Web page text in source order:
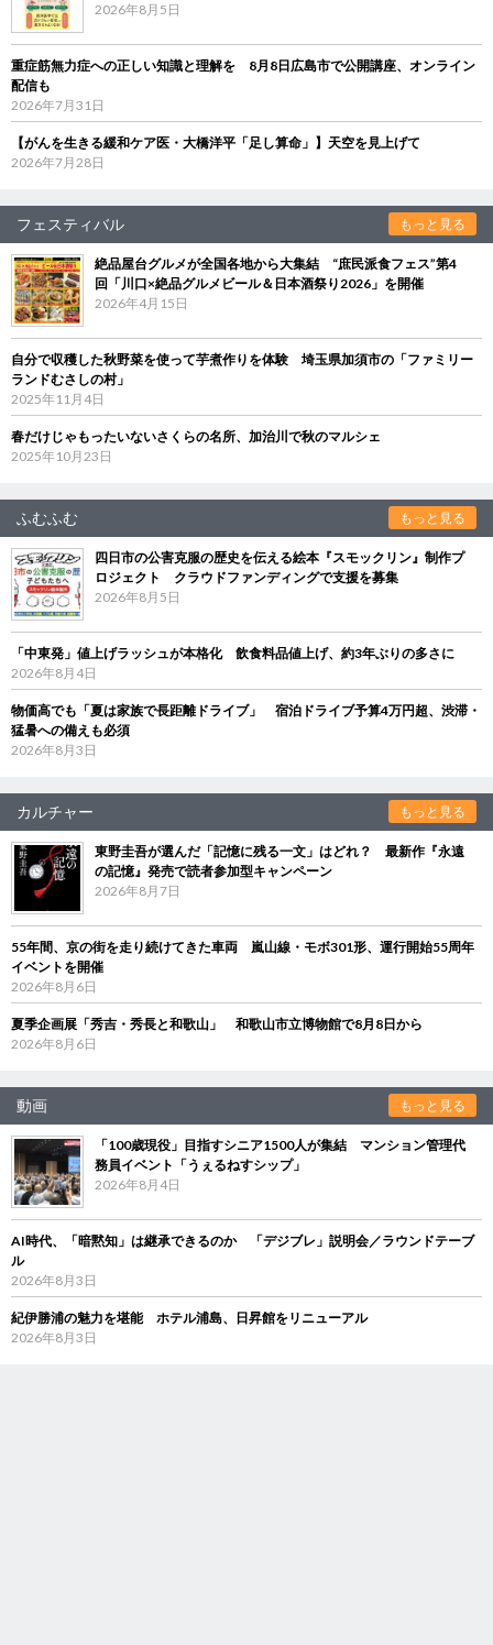
2026年8月5日
重症筋無力症への正しい知識と理解を 8月8日広島市で公開講座、オンライン
配信も
2026年7月31日
【がんを生きる緩和ケア医・大橋洋平「足し算命」】天空を見上げて
2026年7月28日
フェスティバル もっと見る
絶品屋台グルメが全国各地から大集結 “庶民派食フェス”第4
回「川口×絶品グルメビール＆日本酒祭り2026」を開催
2026年4月15日
自分で収穫した秋野菜を使って芋煮作りを体験 埼玉県加須市の「ファミリー
ランドむさしの村」
2025年11月4日
春だけじゃもったいないさくらの名所、加治川で秋のマルシェ
2025年10月23日
ふむふむ もっと見る
四日市の公害克服の歴史を伝える絵本『スモックリン』制作プ
ロジェクト クラウドファンディングで支援を募集
2026年8月5日
「中東発」値上げラッシュが本格化 飲食料品値上げ、約3年ぶりの多さに
2026年8月4日
物価高でも「夏は家族で長距離ドライブ」 宿泊ドライブ予算4万円超、渋滞・
猛暑への備えも必須
2026年8月3日
カルチャー もっと見る
東野圭吾が選んだ「記憶に残る一文」はどれ？ 最新作『永遠
の記憶』発売で読者参加型キャンペーン
2026年8月7日
55年間、京の街を走り続けてきた車両 嵐山線・モボ301形、運行開始55周年
イベントを開催
2026年8月6日
夏季企画展「秀吉・秀長と和歌山」 和歌山市立博物館で8月8日から
2026年8月6日
動画 もっと見る
「100歳現役」目指すシニア1500人が集結 マンション管理代
務員イベント「うぇるねすシップ」
2026年8月4日
AI時代、「暗黙知」は継承できるのか 「デジブレ」説明会／ラウンドテーブ
ル
2026年8月3日
紀伊勝浦の魅力を堪能 ホテル浦島、日昇館をリニューアル
2026年8月3日